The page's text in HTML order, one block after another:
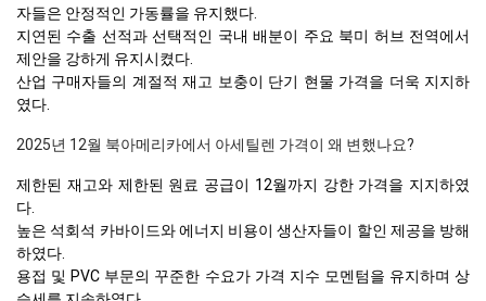
자들은 안정적인 가동률을 유지했다.
지연된 수출 선적과 선택적인 국내 배분이 주요 북미 허브 전역에서
제안을 강하게 유지시켰다.
산업 구매자들의 계절적 재고 보충이 단기 현물 가격을 더욱 지지하
였다.
2025년 12월 북아메리카에서 아세틸렌 가격이 왜 변했나요?
제한된 재고와 제한된 원료 공급이 12월까지 강한 가격을 지지하였
다.
높은 석회석 카바이드와 에너지 비용이 생산자들이 할인 제공을 방해
하였다.
용접 및 PVC 부문의 꾸준한 수요가 가격 지수 모멘텀을 유지하며 상